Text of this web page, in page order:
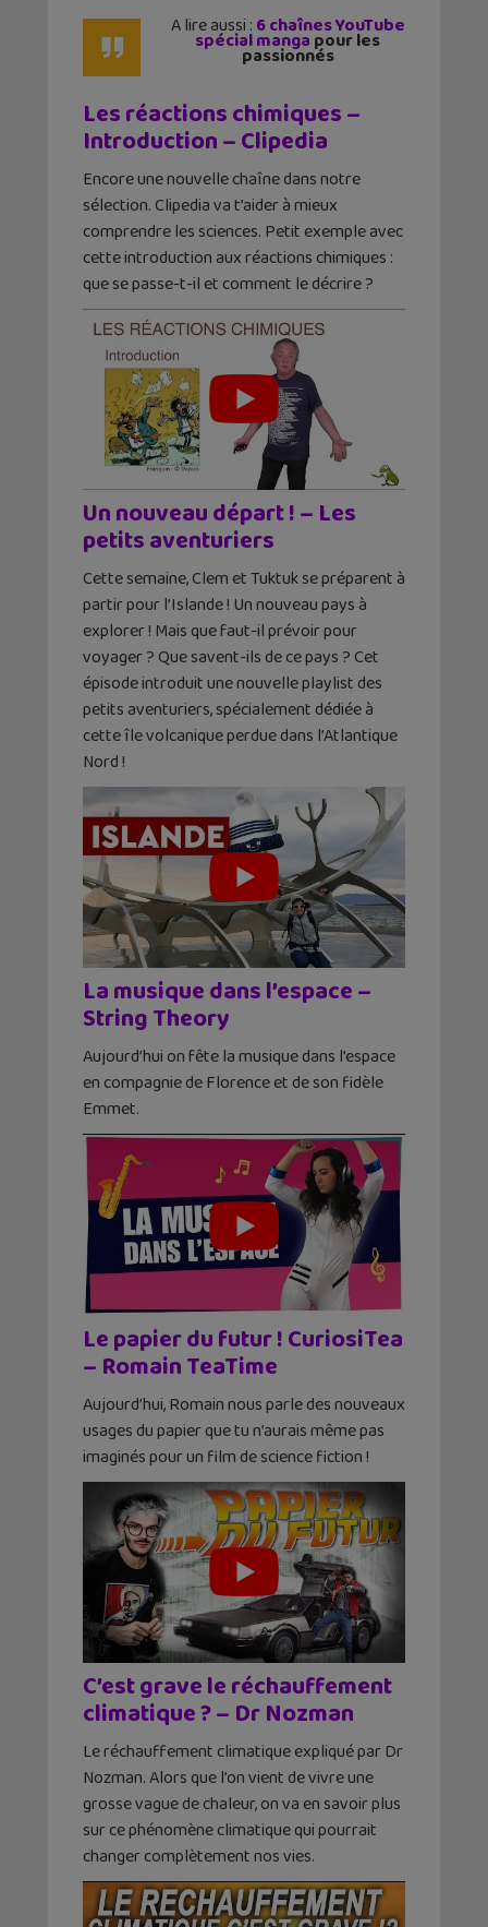
A lire aussi : 6 chaînes YouTube
spécial manga pour les
passionnés
Les réactions chimiques –
Introduction – Clipedia
Encore une nouvelle chaîne dans notre
sélection. Clipedia va t’aider à mieux
comprendre les sciences. Petit exemple avec
cette introduction aux réactions chimiques :
que se passe-t-il et comment le décrire ?
Un nouveau départ ! – Les
petits aventuriers
Cette semaine, Clem et Tuktuk se préparent à
partir pour l’Islande ! Un nouveau pays à
explorer ! Mais que faut-il prévoir pour
voyager ? Que savent-ils de ce pays ? Cet
épisode introduit une nouvelle playlist des
petits aventuriers, spécialement dédiée à
cette île volcanique perdue dans l’Atlantique
Nord !
La musique dans l’espace –
String Theory
Aujourd’hui on fête la musique dans l’espace
en compagnie de Florence et de son fidèle
Emmet.
Le papier du futur ! CuriosiTea
– Romain TeaTime
Aujourd’hui, Romain nous parle des nouveaux
usages du papier que tu n’aurais même pas
imaginés pour un film de science fiction !
C’est grave le réchauffement
climatique ? – Dr Nozman
Le réchauffement climatique expliqué par Dr
Nozman. Alors que l’on vient de vivre une
grosse vague de chaleur, on va en savoir plus
sur ce phénomène climatique qui pourrait
changer complètement nos vies.